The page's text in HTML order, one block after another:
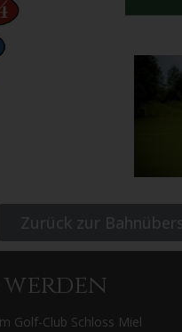
Zurück zur
Golf-Club Schloss Miel